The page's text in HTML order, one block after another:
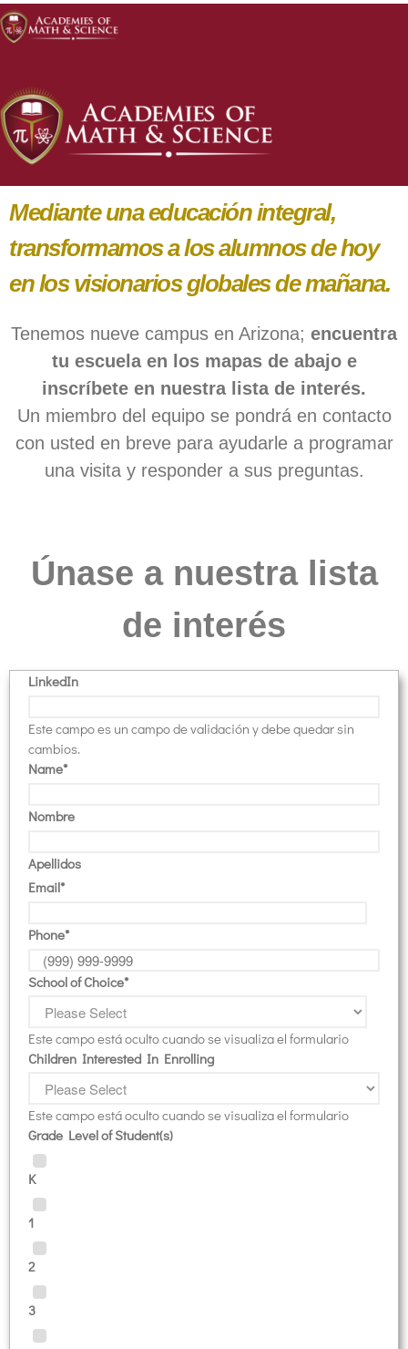
Mediante una educación integral,
transformamos a los alumnos de hoy
en los visionarios globales de mañana.
Tenemos nueve campus en Arizona; encuentra
tu escuela en los mapas de abajo e
inscríbete en nuestra lista de interés.
Un miembro del equipo se pondrá en contacto
con usted en breve para ayudarle a programar
una visita y responder a sus preguntas.
Únase a nuestra lista
de interés
LinkedIn
Este campo es un campo de validación y debe quedar sin
cambios.
Name*
Nombre
Apellidos
Email*
Phone*
School of Choice*
Este campo está oculto cuando se visualiza el formulario
Children Interested In Enrolling
Este campo está oculto cuando se visualiza el formulario
Grade Level of Student(s)
K
1
2
3